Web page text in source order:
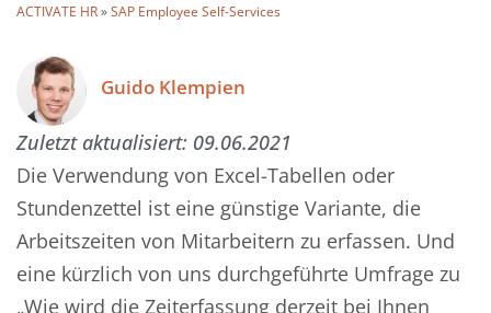
ACTIVATE HR»SAP Employee Self-Services
Guido Klempien
Zuletzt aktualisiert: 09.06.2021
Die Verwendung von Excel-Tabellen oder
Stundenzettel ist eine günstige Variante, die
Arbeitszeiten von Mitarbeitern zu erfassen. Und
eine kürzlich von uns durchgeführte Umfrage zu
„Wie wird die Zeiterfassung derzeit bei Ihnen